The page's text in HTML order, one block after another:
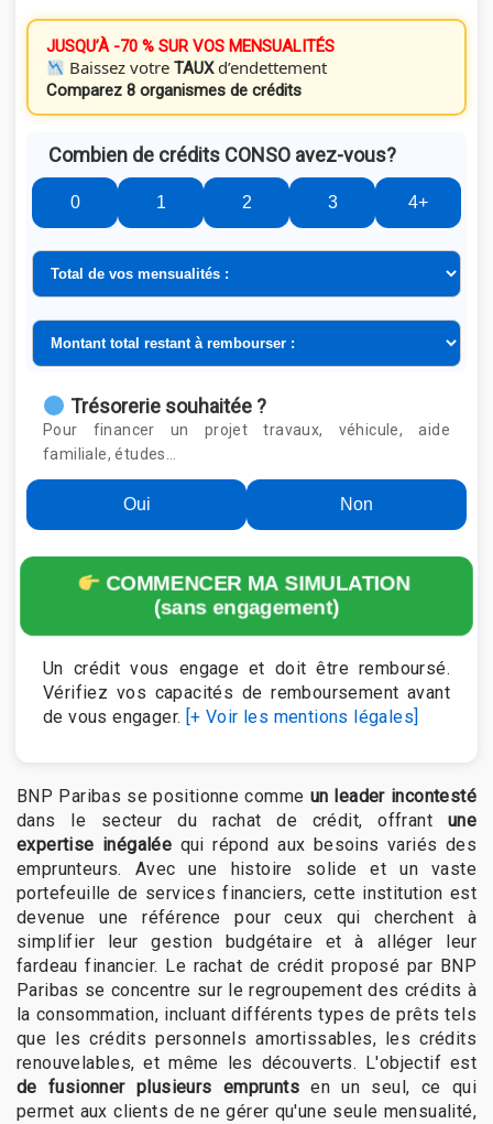
JUSQU’À -70 % SUR VOS MENSUALITÉS
Baissez votreTAUXd’endettement
Comparez 8 organismes de crédits
Combien de crédits CONSO avez-vous?
0 1 2 3 4+
Trésorerie souhaitée ?
Pour financer un projet travaux, véhicule, aide
familiale, études…
Oui Non
COMMENCER MA SIMULATION
(sans engagement)
Un crédit vous engage et doit être remboursé.
Vérifiez vos capacités de remboursement avant
de vous engager. [+ Voir les mentions légales]
BNP Paribas se positionne comme un leader incontesté
dans le secteur du rachat de crédit, offrant une
expertise inégalée qui répond aux besoins variés des
emprunteurs. Avec une histoire solide et un vaste
portefeuille de services financiers, cette institution est
devenue une référence pour ceux qui cherchent à
simplifier leur gestion budgétaire et à alléger leur
fardeau financier. Le rachat de crédit proposé par BNP
Paribas se concentre sur le regroupement des crédits à
la consommation, incluant différents types de prêts tels
que les crédits personnels amortissables, les crédits
renouvelables, et même les découverts. L'objectif est
de fusionner plusieurs emprunts en un seul, ce qui
permet aux clients de ne gérer qu'une seule mensualité,